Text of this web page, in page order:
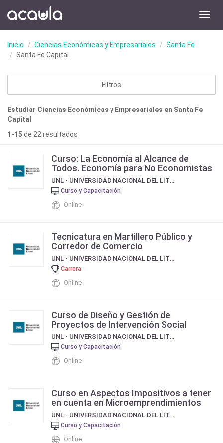
Inicio Ciencias Económicas y Empresariales
Santa Fe
Santa Fe Capital
Filtros
Estudiar Ciencias Económicas y Empresariales en Santa Fe
Capital
1-15 de 22 resultados
Curso: La Economía al Alcance de
Todos. Economía para No Economistas
UNL - UNIVERSIDAD NACIONAL DEL LITORAL
Curso y Capacitación
Online
Tecnicatura en Martillero Público y
Corredor de Comercio
UNL - UNIVERSIDAD NACIONAL DEL LITORAL
Carrera
Online
Curso de Diseño y Gestión de
Proyectos de Intervención Social
UNL - UNIVERSIDAD NACIONAL DEL LITORAL
Curso y Capacitación
Online
Curso en Aspectos Impositivos a tener
en cuenta en Microemprendimientos
UNL - UNIVERSIDAD NACIONAL DEL LITORAL
Curso y Capacitación
Online